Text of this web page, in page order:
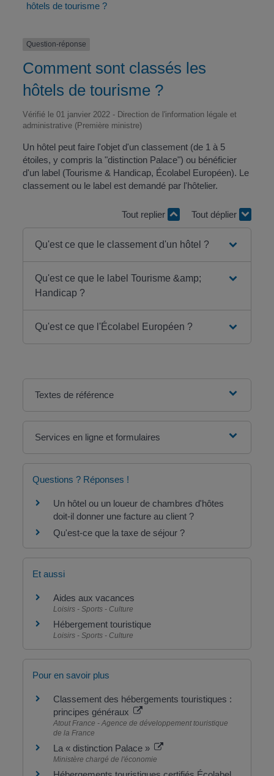
hôtels de tourisme ?
Question-réponse
Comment sont classés les
hôtels de tourisme ?
Vérifié le 01 janvier 2022 - Direction de l'information légale et
administrative (Première ministre)
Un hôtel peut faire l'objet d'un classement (de 1 à 5
étoiles, y compris la "distinction Palace") ou bénéficier
d'un label (Tourisme & Handicap, Écolabel Européen). Le
classement ou le label est demandé par l'hôtelier.
Tout replier Tout déplier
Qu'est ce que le classement d'un hôtel ?
Qu'est ce que le label Tourisme &amp;
Handicap ?
Qu'est ce que l'Écolabel Européen ?
Textes de référence
Services en ligne et formulaires
Questions ? Réponses !
Un hôtel ou un loueur de chambres d'hôtes
doit-il donner une facture au client ?
Qu'est-ce que la taxe de séjour ?
Et aussi
Aides aux vacances
Loisirs - Sports - Culture
Hébergement touristique
Loisirs - Sports - Culture
Pour en savoir plus
Classement des hébergements touristiques :
principes généraux
Atout France - Agence de développement touristique
de la France
La « distinction Palace »
Ministère chargé de l'économie